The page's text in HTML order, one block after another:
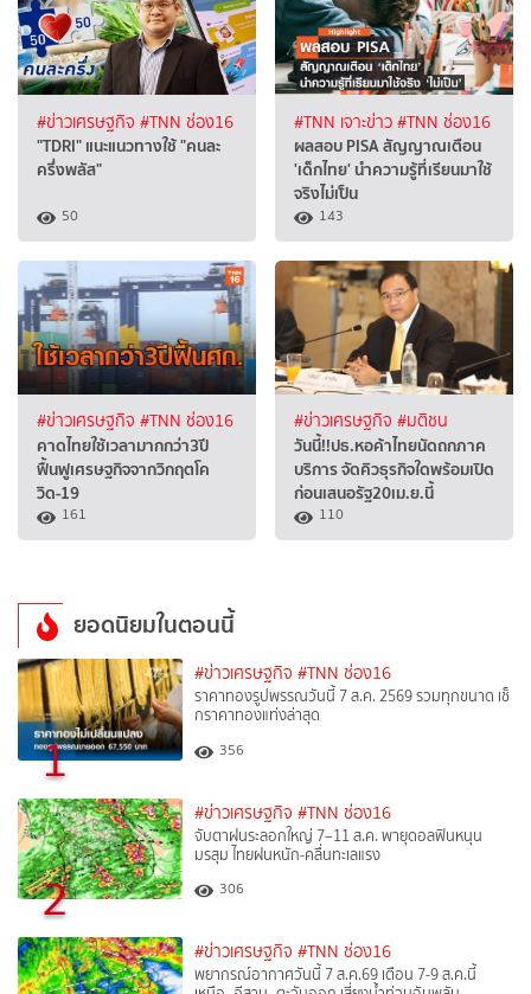
#ข่าวเศรษฐกิจ #TNN ช่อง16
"TDRI" แนะแนวทางใช้ "คนละ
ครึ่งพลัส"
50
#TNN เจาะข่าว#TNN ช่อง16
ผลสอบ PISA สัญญาณเตือน
'เด็กไทย' นำความรู้ที่เรียนมาใช้
จริงไม่เป็น
143
#ข่าวเศรษฐกิจ #TNN ช่อง16
คาดไทยใช้เวลามากกว่า3ปี
ฟื้นฟูเศรษฐกิจจากวิกฤตโค
วิด-19
161
#ข่าวเศรษฐกิจ #มติชน
วันนี้!!ปธ.หอค้าไทยนัดถกภาค
บริการ จัดคิวธุรกิจใดพร้อมเปิด
ก่อนเสนอรัฐ20เม.ย.นี้
110
ยอดนิยมในตอนนี้
1
#ข่าวเศรษฐกิจ #TNN ช่อง16
ราคาทองรูปพรรณวันนี้ 7 ส.ค. 2569 รวมทุกขนาด เช็
กราคาทองแท่งล่าสุด
356
2
#ข่าวเศรษฐกิจ #TNN ช่อง16
จับตาฝนระลอกใหญ่ 7–11 ส.ค. พายุดอลฟินหนุน
มรสุม ไทยฝนหนัก-คลื่นทะเลแรง
306
#ข่าวเศรษฐกิจ #TNN ช่อง16
พยากรณ์อากาศวันนี้ 7 ส.ค.69 เตือน 7-9 ส.ค.นี้